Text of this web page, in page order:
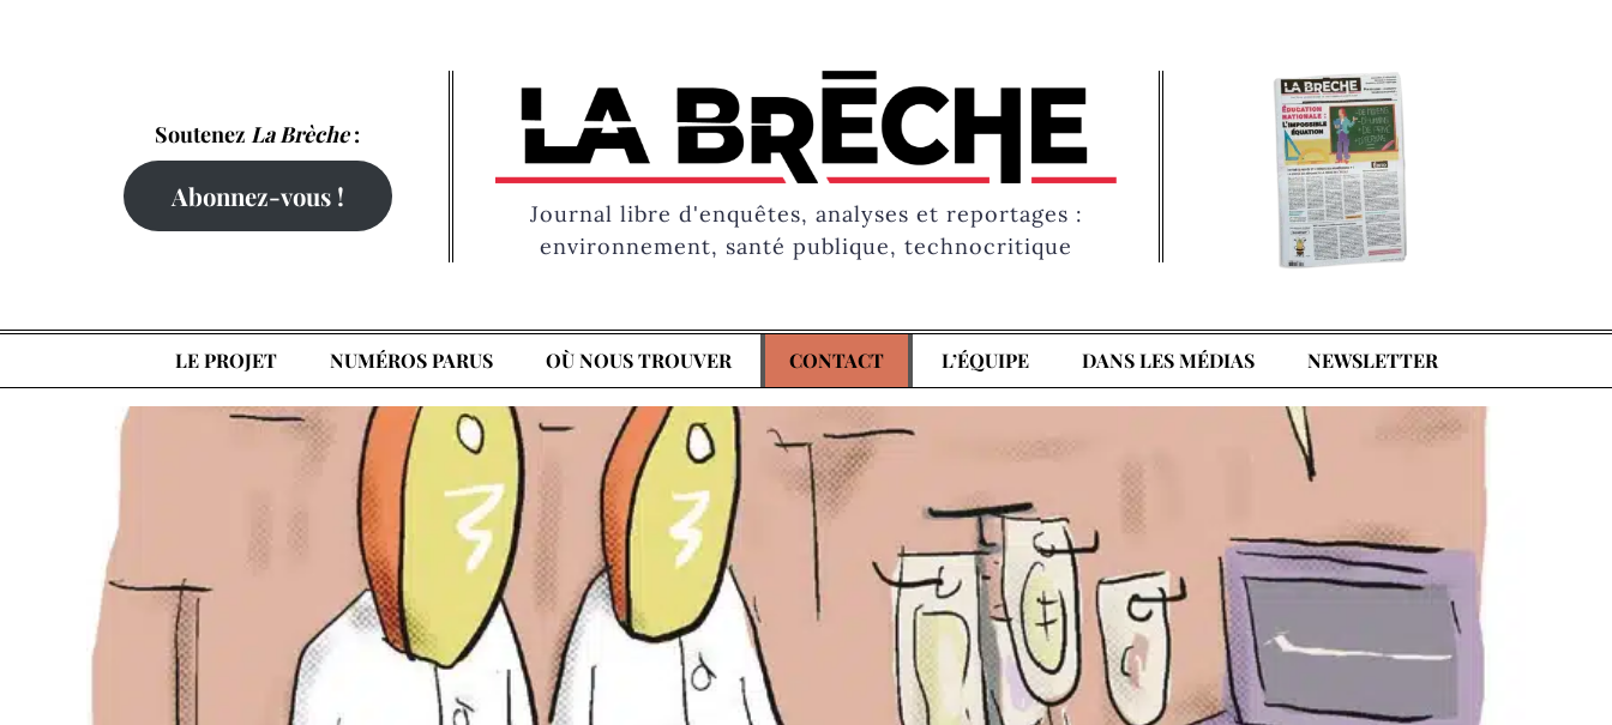
Soutenez La Brèche:
Abonnez-vous !
Journal libre d'enquêtes, analyses et reportages :
environnement, santé publique, technocritique
LE PROJET NUMÉROS PARUS OÙ NOUS TROUVER CONTACT L’ÉQUIPE DANS LES MÉDIAS NEWSLETTER